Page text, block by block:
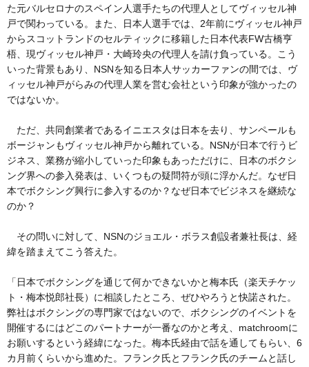
た元バルセロナのスペイン人選手たちの代理人としてヴィッセル神
戸で関わっている。また、日本人選手では、2年前にヴィッセル神戸
からスコットランドのセルティックに移籍した日本代表FW古橋亨
梧、現ヴィッセル神戸・大崎玲央の代理人を請け負っている。こう
いった背景もあり、NSNを知る日本人サッカーファンの間では、ヴ
ィッセル神戸がらみの代理人業を営む会社という印象が強かったの
ではないか。
ただ、共同創業者であるイニエスタは日本を去り、サンペールも
ボージャンもヴィッセル神戸から離れている。NSNが日本で行うビ
ジネス、業務が縮小していった印象もあっただけに、日本のボクシ
ング界への参入発表は、いくつもの疑問符が頭に浮かんだ。なぜ日
本でボクシング興行に参入するのか？なぜ日本でビジネスを継続な
のか？
その問いに対して、NSNのジョエル・ボラス創設者兼社長は、経
緯を踏まえてこう答えた。
「日本でボクシングを通じて何かできないかと梅本氏（楽天チケッ
ト・梅本悦郎社長）に相談したところ、ぜひやろうと快諾された。
弊社はボクシングの専門家ではないので、ボクシングのイベントを
開催するにはどこのパートナーが一番なのかと考え、matchroomに
お願いするという経緯になった。梅本氏経由で話を通してもらい、6
カ月前くらいから進めた。フランク氏とフランク氏のチームと話し